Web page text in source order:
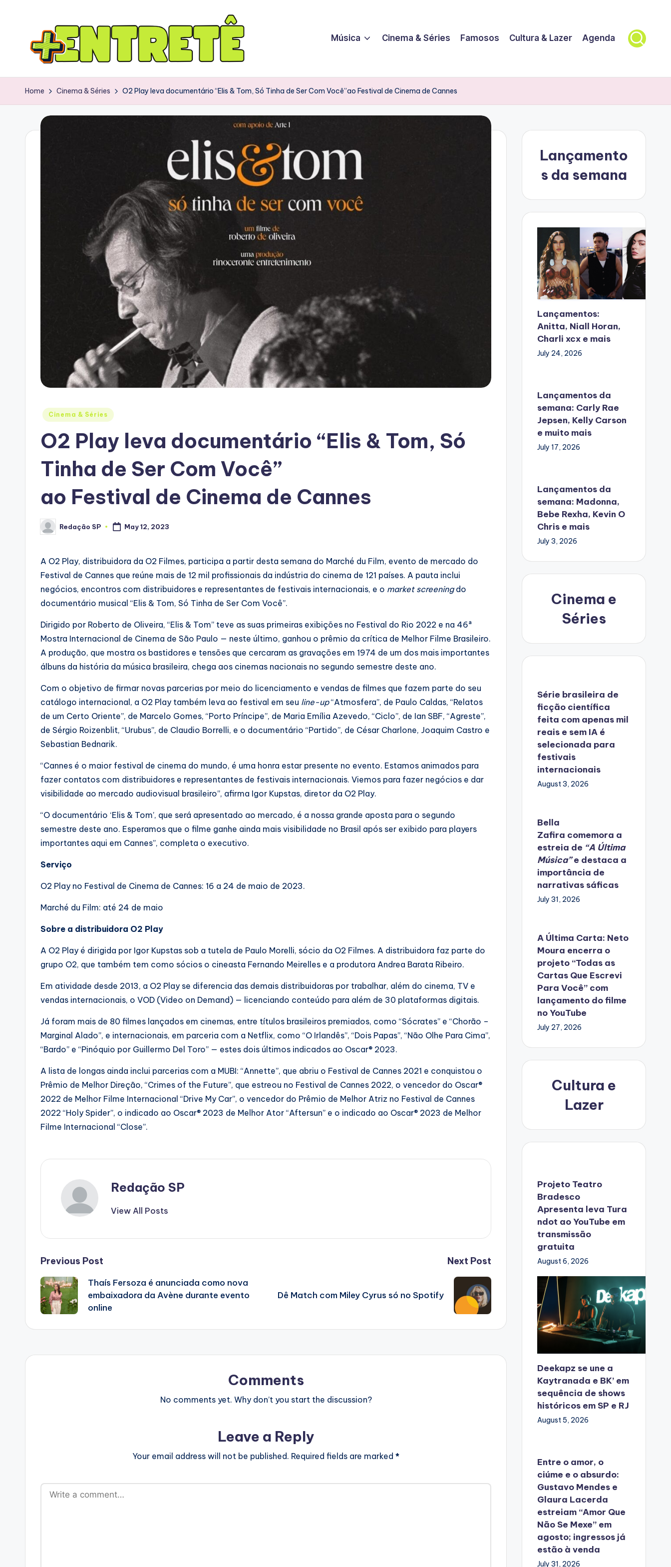
Música Cinema & Séries Famosos Cultura & Lazer Agenda
Home Cinema & Séries O2 Play leva documentário “Elis & Tom, Só Tinha de Ser Com Você”ao Festival de Cinema de Cannes
Posted
Cinema & Séries
O2 Play leva documentário “Elis & Tom, Só
Tinha de Ser Com Você”
ao Festival de Cinema de Cannes
Posted
by
Redação SP May 12, 2023
A O2 Play, distribuidora da O2 Filmes, participa a partir desta semana do Marché du Film, evento de mercado do
Festival de Cannes que reúne mais de 12 mil profissionais da indústria do cinema de 121 países. A pauta inclui
negócios, encontros com distribuidores e representantes de festivais internacionais, e o market screeningdo
documentário musical “Elis & Tom, Só Tinha de Ser Com Você”.
Dirigido por Roberto de Oliveira, “Elis & Tom” teve as suas primeiras exibições no Festival do Rio 2022 e na 46ª
Mostra Internacional de Cinema de São Paulo — neste último, ganhou o prêmio da crítica de Melhor Filme Brasileiro.
A produção, que mostra os bastidores e tensões que cercaram as gravações em 1974 de um dos mais importantes
álbuns da história da música brasileira, chega aos cinemas nacionais no segundo semestre deste ano.
Com o objetivo de firmar novas parcerias por meio do licenciamento e vendas de filmes que fazem parte do seu
catálogo internacional, a O2 Play também leva ao festival em seu line-up“Atmosfera”, de Paulo Caldas, “Relatos
de um Certo Oriente”, de Marcelo Gomes, “Porto Príncipe”, de Maria Emília Azevedo, “Ciclo”, de Ian SBF, “Agreste”,
de Sérgio Roizenblit, “Urubus”, de Claudio Borrelli, e o documentário “Partido”, de César Charlone, Joaquim Castro e
Sebastian Bednarik.
“Cannes é o maior festival de cinema do mundo, é uma honra estar presente no evento. Estamos animados para
fazer contatos com distribuidores e representantes de festivais internacionais. Viemos para fazer negócios e dar
visibilidade ao mercado audiovisual brasileiro”, afirma Igor Kupstas, diretor da O2 Play.
“O documentário ‘Elis & Tom’, que será apresentado ao mercado, é a nossa grande aposta para o segundo
semestre deste ano. Esperamos que o filme ganhe ainda mais visibilidade no Brasil após ser exibido para players
importantes aqui em Cannes”, completa o executivo.
Serviço
O2 Play no Festival de Cinema de Cannes: 16 a 24 de maio de 2023.
Marché du Film: até 24 de maio
Sobre a distribuidora O2 Play
A O2 Play é dirigida por Igor Kupstas sob a tutela de Paulo Morelli, sócio da O2 Filmes. A distribuidora faz parte do
grupo O2, que também tem como sócios o cineasta Fernando Meirelles e a produtora Andrea Barata Ribeiro.
Em atividade desde 2013, a O2 Play se diferencia das demais distribuidoras por trabalhar, além do cinema, TV e
vendas internacionais, o VOD (Video on Demand) — licenciando conteúdo para além de 30 plataformas digitais.
Já foram mais de 80 filmes lançados em cinemas, entre títulos brasileiros premiados, como “Sócrates” e “Chorão –
Marginal Alado”, e internacionais, em parceria com a Netflix, como “O Irlandês”, “Dois Papas”, “Não Olhe Para Cima”,
“Bardo” e “Pinóquio por Guillermo Del Toro” — estes dois últimos indicados ao Oscar® 2023.
A lista de longas ainda inclui parcerias com a MUBI: “Annette”, que abriu o Festival de Cannes 2021 e conquistou o
Prêmio de Melhor Direção, “Crimes of the Future”, que estreou no Festival de Cannes 2022, o vencedor do Oscar®
2022 de Melhor Filme Internacional “Drive My Car”, o vencedor do Prêmio de Melhor Atriz no Festival de Cannes
2022 “Holy Spider”, o indicado ao Oscar® 2023 de Melhor Ator “Aftersun” e o indicado ao Oscar® 2023 de Melhor
Filme Internacional “Close”.
Redação SP
View All Posts
Post
navigation
Previous Post
Thaís Fersoza é anunciada como nova
embaixadora da Avène durante evento
online
Next Post
Dê Match com Miley Cyrus só no Spotify
Comments
No comments yet. Why don’t you start the discussion?
Leave a Reply
Your email address will not be published. Required fields are marked*
Lançamento
s da semana
Lançamentos:
Anitta, Niall Horan,
Charli xcx e mais
July 24, 2026
Lançamentos da
semana: Carly Rae
Jepsen, Kelly Carson
e muito mais
July 17, 2026
Lançamentos da
semana: Madonna,
Bebe Rexha, Kevin O
Chris e mais
July 3, 2026
Cinema e
Séries
Série brasileira de
ficção científica
feita com apenas mil
reais e sem IA é
selecionada para
festivais
internacionais
August 3, 2026
Bella
Zafira comemora a
estreia de “A Última
Música”e destaca a
importância de
narrativas sáficas
July 31, 2026
A Última Carta: Neto
Moura encerra o
projeto “Todas as
Cartas Que Escrevi
Para Você” com
lançamento do filme
no YouTube
July 27, 2026
Cultura e
Lazer
Projeto Teatro
Bradesco
Apresenta leva Tura
ndot ao YouTube em
transmissão
gratuita
August 6, 2026
Deekapz se une a
Kaytranada e BK’ em
sequência de shows
históricos em SP e RJ
August 5, 2026
Entre o amor, o
ciúme e o absurdo:
Gustavo Mendes e
Glaura Lacerda
estreiam “Amor Que
Não Se Mexe” em
agosto; ingressos já
estão à venda
July 31, 2026